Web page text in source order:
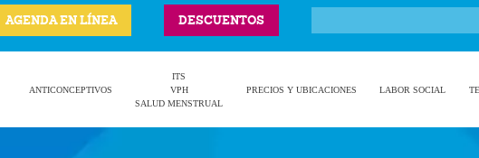
AGENDA EN LÍNEA DESCUENTOS
ANTICONCEPTIVOS
ITS
VPH
SALUD MENSTRUAL
PRECIOS Y UBICACIONES LABOR SOCIAL